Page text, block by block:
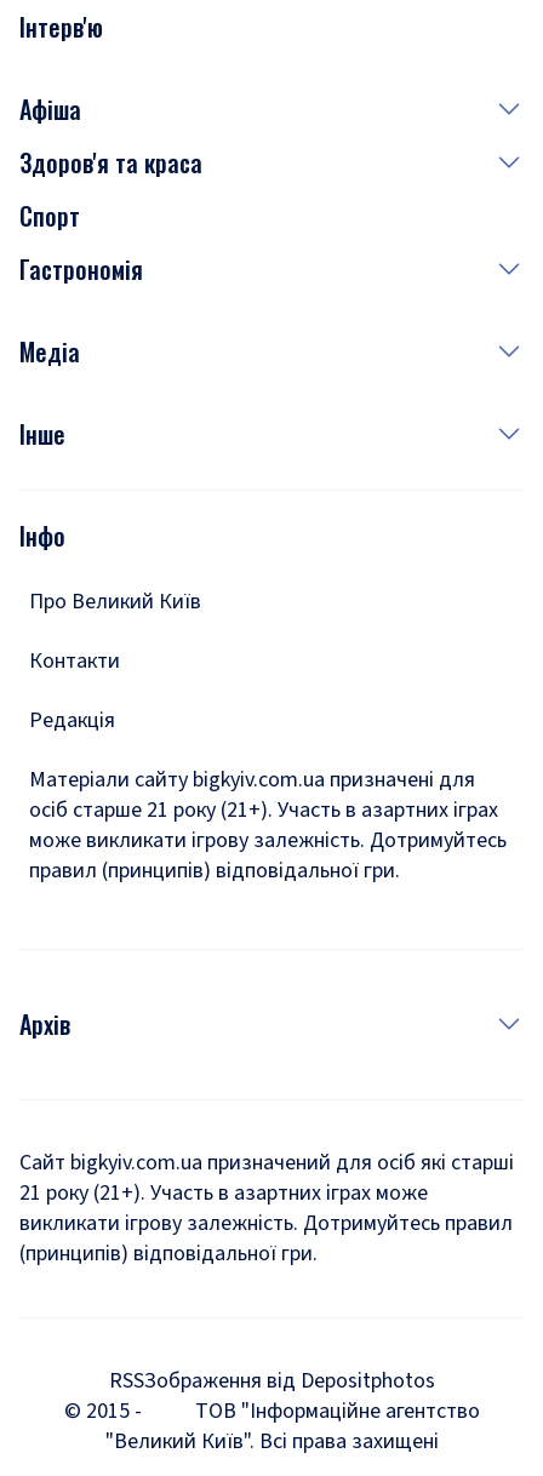
Інтерв'ю
Афіша
Сьогодні
Завтра
Субота
Здоров'я та краса
Медицина
Краса
Спорт
Гастрономія
Рецепти
Медіа
Фото
Подкасти
Інше
Тести
Інфо
Про Великий Київ
Контакти
Редакція
Матеріали сайту bigkyiv.com.ua призначені для
осіб старше 21 року (21+). Участь в азартних іграх
може викликати ігрову залежність. Дотримуйтесь
правил (принципів) відповідальної гри.
Архів
Комуналка
Хроніки війни
Мегаполіс
Київщина
Сайт bigkyiv.com.ua призначений для осіб які старші
21 року (21+). Участь в азартних іграх може
викликати ігрову залежність. Дотримуйтесь правил
(принципів) відповідальної гри.
RSSЗображення від Depositphotos
© 2015 -
ТОВ "Інформаційне агентство
"Великий Київ". Всі права захищені